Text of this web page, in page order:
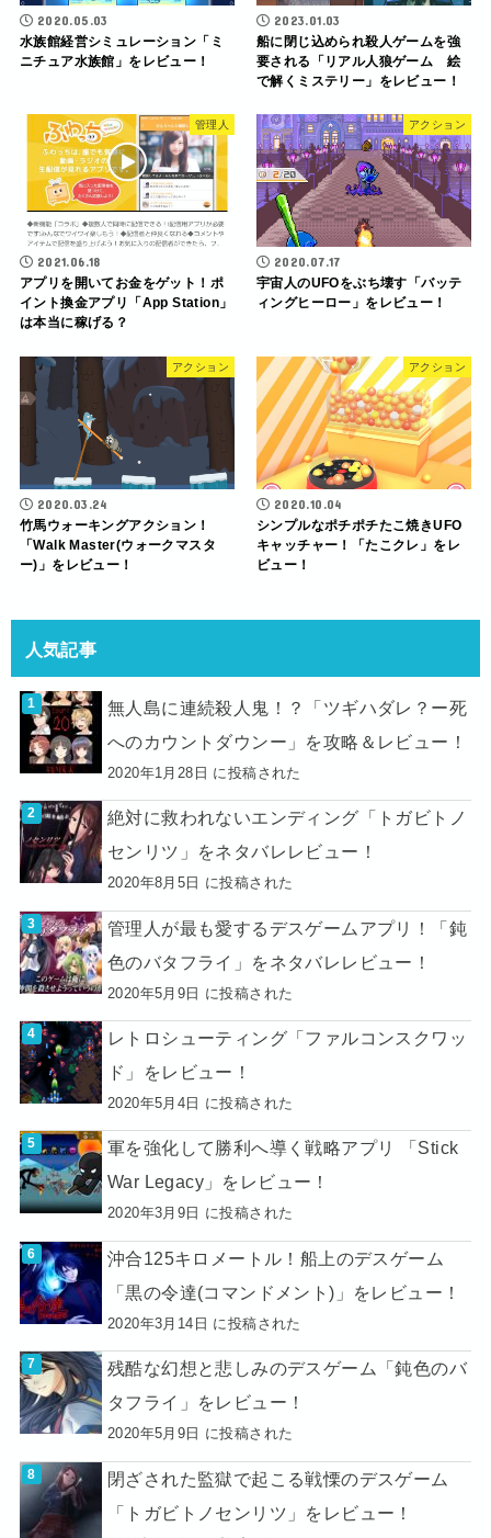
2020.05.03
水族館経営シミュレーション「ミ
ニチュア水族館」をレビュー！
2023.01.03
船に閉じ込められ殺人ゲームを強
要される「リアル人狼ゲーム 絵
で解くミステリー」をレビュー！
管理人
2021.06.18
アプリを開いてお金をゲット！ポ
イント換金アプリ「App Station」
は本当に稼げる？
アクション
2020.07.17
宇宙人のUFOをぶち壊す「バッテ
ィングヒーロー」をレビュー！
アクション
2020.03.24
竹馬ウォーキングアクション！
「Walk Master(ウォークマスタ
ー)」をレビュー！
アクション
2020.10.04
シンプルなポチポチたこ焼きUFO
キャッチャー！「たこクレ」をレ
ビュー！
人気記事
無人島に連続殺人鬼！？「ツギハダレ？ー死
へのカウントダウンー」を攻略＆レビュー！
2020年1月28日 に投稿された
絶対に救われないエンディング「トガビトノ
センリツ」をネタバレレビュー！
2020年8月5日 に投稿された
管理人が最も愛するデスゲームアプリ！「鈍
色のバタフライ」をネタバレレビュー！
2020年5月9日 に投稿された
レトロシューティング「ファルコンスクワッ
ド」をレビュー！
2020年5月4日 に投稿された
軍を強化して勝利へ導く戦略アプリ 「Stick
War Legacy」をレビュー！
2020年3月9日 に投稿された
沖合125キロメートル！船上のデスゲーム
「黒の令達(コマンドメント)」をレビュー！
2020年3月14日 に投稿された
残酷な幻想と悲しみのデスゲーム「鈍色のバ
タフライ」をレビュー！
2020年5月9日 に投稿された
閉ざされた監獄で起こる戦慄のデスゲーム
「トガビトノセンリツ」をレビュー！